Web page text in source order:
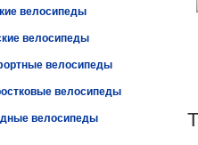
велосипеды
велосипеды
велосипеды
велосипеды
велосипеды